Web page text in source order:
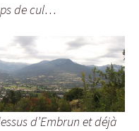
de cul…
d’Embrun et déjà